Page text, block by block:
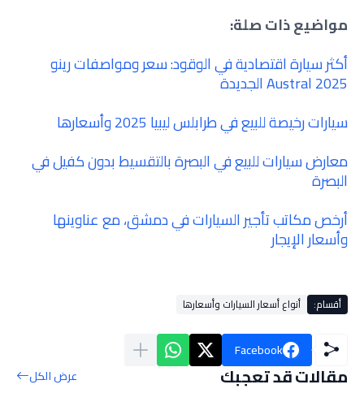
مواضيع ذات صلة:
أكثر سيارة اقتصادية في الوقود: سعر ومواصفات رينو
Austral 2025 الجديدة
سيارات رخيصة للبيع في طرابلس ليبيا 2025 وأسعارها
معارض سيارات للبيع في البصرة بالتقسيط بدون كفيل في
البصرة
أرخص مكاتب تأجير السيارات في دمشق، مع عناوينها
وأسعار الإيجار
أقسام: أنواع أسعار السيارات وأسعارها
Facebook
مقالات قد تعجبك عرض الكل